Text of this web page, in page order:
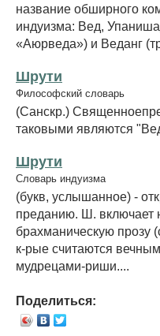
название обширного
индуизма: Вед,
«Аюрведа») и Веданг
Шрути
Философский словарь
(Санскр.)
таковыми являются
Шрути
Словарь индуизма
(букв, услышанное) -
преданию. Ш. включает
брахманическую
к-рые считаются
мудрецами-риши....
Поделиться: